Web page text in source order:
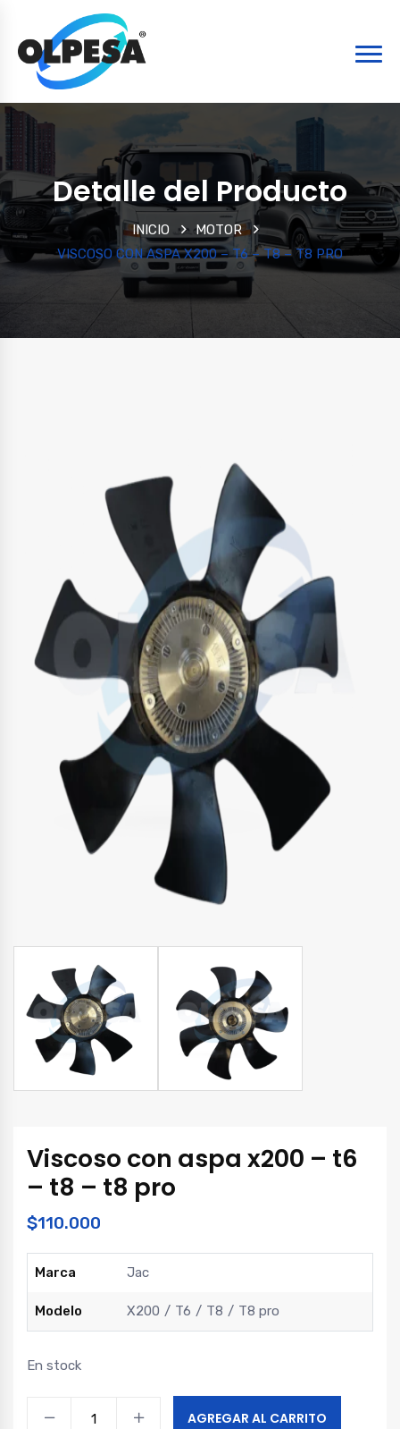
Detalle del Producto
INICIO
MOTOR
VISCOSO CON ASPA X200 – T6 – T8 – T8 PRO
Viscoso con aspa x200 – t6
– t8 – t8 pro
$110.000
Marca Jac
Modelo X200 T6 T8 T8 pro
En stock
AGREGAR AL CARRITO